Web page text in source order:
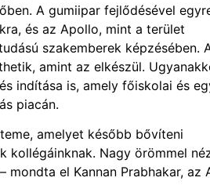
A gumiipar fejlődésével
és az Apollo, mint a terület
szakemberek képzésében.
amint az elkészül.
indítása is, amely főiskolai és
piacán.
amelyet később bővíteni
kollégáinknak. Nagy örömmel
el Kannan Prabhakar, az